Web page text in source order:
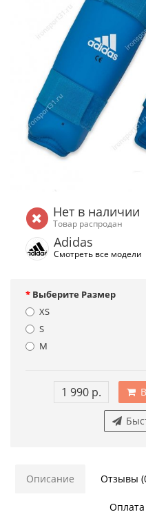
Нет в наличии
Товар распродан
Adidas
Смотреть все модели
Выберите Размер
XS
S
M
1 990 р.
Описание Отзывы
Оплата